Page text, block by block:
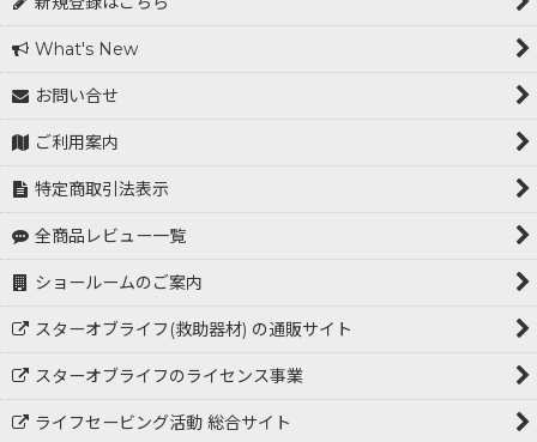
What's New
お問い合せ
ご利用案内
特定商取引法表示
全商品レビュー一覧
ショールームのご案内
スターオブライフ(救助器材) の通販サイト
スターオブライフのライセンス事業
ライフセービング活動 総合サイト